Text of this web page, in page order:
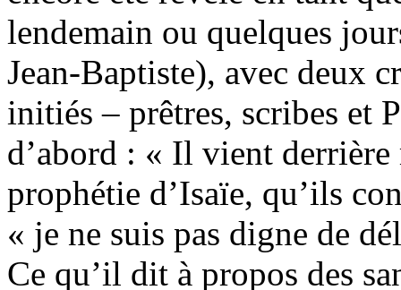
lendemain ou quelques
Jean-Baptiste), avec deux
initiés – prêtres, scribes et
d’abord : « Il vient
prophétie d’Isaïe, qu’ils
« je ne suis pas digne de
Ce qu’il dit à propos des